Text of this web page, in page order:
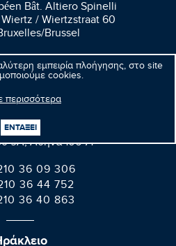
εμπειρία πλοήγησης, στο site
cookies.
περισσότερα
ΕΝΤΑΞΕΙ
Bât. Altiero Spinelli
/ Wiertzstraat 60
Brussel
28 45570
28 49570
Αθήνα
9A, Aθήνα 106 71
36 09 306
36 44 752
36 40 863